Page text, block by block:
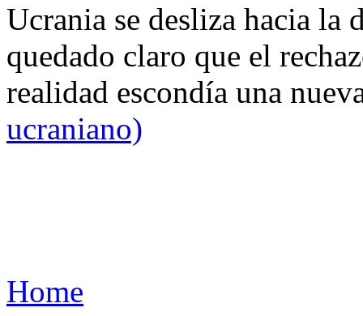
Ucrania se desliza hacia
quedado claro que el
realidad escondía una
ucraniano)
Home